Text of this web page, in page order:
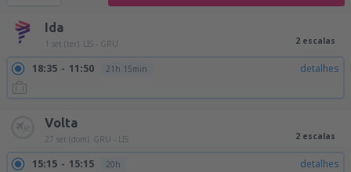
Ida
1 set (ter) LIS - GRU 2 escalas
18:35 11:50 21h 15min detalhes
Volta
27 set (dom) GRU - LIS 2 escalas
15:15 15:15 20h detalhes